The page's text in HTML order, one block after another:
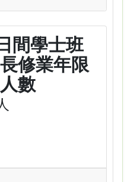
間學士班
修業年限
數